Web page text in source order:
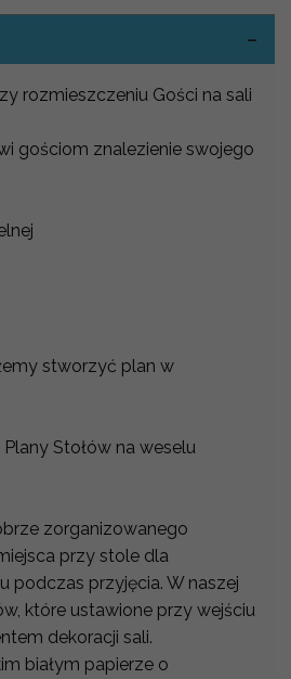
rozmieszczeniu Gości na sali
gościom znalezienie swojego
stworzyć plan w
Stołów na weselu
zorganizowanego
przy stole dla
podczas przyjęcia. W naszej
które ustawione przy wejściu
dekoracji sali.
białym papierze o